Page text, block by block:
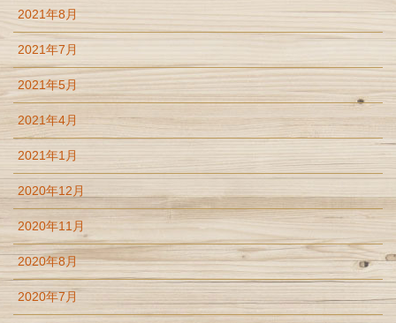
2021年8月
2021年7月
2021年5月
2021年4月
2021年1月
2020年12月
2020年11月
2020年8月
2020年7月